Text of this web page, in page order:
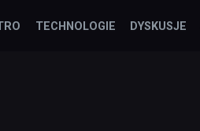
TECHNOLOGIE DYSKUSJE